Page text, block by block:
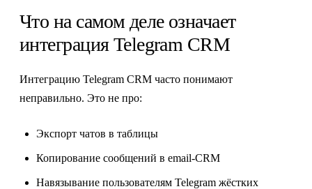
Что на самом деле означает
интеграция Telegram CRM
Интеграцию Telegram CRM часто понимают
неправильно. Это не про:
Экспорт чатов в таблицы
Копирование сообщений в email-CRM
Навязывание пользователям Telegram жёстких